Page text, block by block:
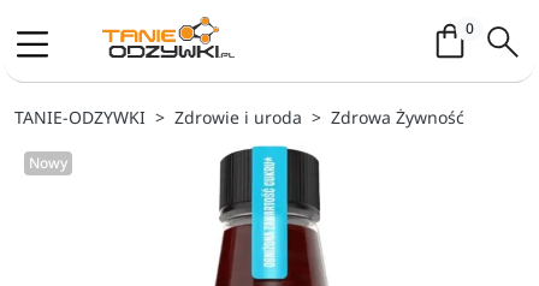
0Koszyk /
TANIE-ODZYWKI Zdrowie i uroda Zdrowa Żywność
Nowy